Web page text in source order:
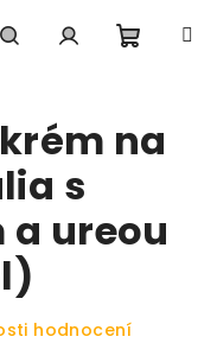
na
s
ureou
je 0,0 z 5
hodnocení